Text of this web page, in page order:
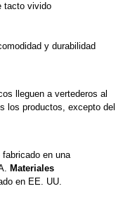
tacto vivido
y durabilidad
lleguen a vertederos al
los productos, excepto del
en una
Materiales
en EE. UU.